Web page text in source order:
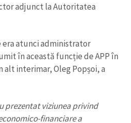
adjunct la Autoritatea
era atunci administrator
în această funcție de APP în
alt interimar, Oleg Popșoi, a
prezentat viziunea privind
financiare a